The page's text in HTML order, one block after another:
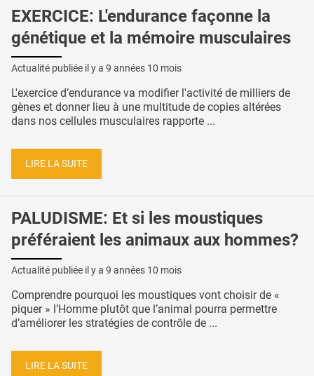
EXERCICE: L'endurance façonne la
génétique et la mémoire musculaires
Actualité publiée il y a 9 années 10 mois
L'exercice d’endurance va modifier l'activité de milliers de
gènes et donner lieu à une multitude de copies altérées
dans nos cellules musculaires rapporte ...
LIRE LA SUITE
PALUDISME: Et si les moustiques
préféraient les animaux aux hommes?
Actualité publiée il y a 9 années 10 mois
Comprendre pourquoi les moustiques vont choisir de «
piquer » l’Homme plutôt que l’animal pourra permettre
d’améliorer les stratégies de contrôle de ...
LIRE LA SUITE